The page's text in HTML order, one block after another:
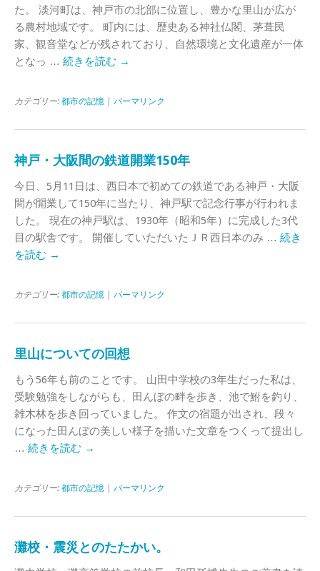
た。 淡河町は、神戸市の北部に位置し、豊かな里山が広が
る農村地域です。 町内には、歴史ある神社仏閣、茅葺民
家、観音堂などが残されており、自然環境と文化遺産が一体
となっ … 続きを読む →
カテゴリー: 都市の記憶 パーマリンク
神戸・大阪間の鉄道開業150年
今日、5月11日は、西日本で初めての鉄道である神戸・大阪
間が開業して150年に当たり、神戸駅で記念行事が行われま
した。 現在の神戸駅は、1930年（昭和5年）に完成した3代
目の駅舎です。 開催していただいたＪＲ西日本のみ … 続き
を読む →
カテゴリー: 都市の記憶 パーマリンク
里山についての回想
もう56年も前のことです。 山田中学校の3年生だった私は、
受験勉強をしながらも、田んぼの畔を歩き、池で鮒を釣り、
雑木林を歩き回っていました。 作文の宿題が出され、段々
になった田んぼの美しい様子を描いた文章をつくって提出し
… 続きを読む →
カテゴリー: 都市の記憶 パーマリンク
灘校・震災とのたたかい。